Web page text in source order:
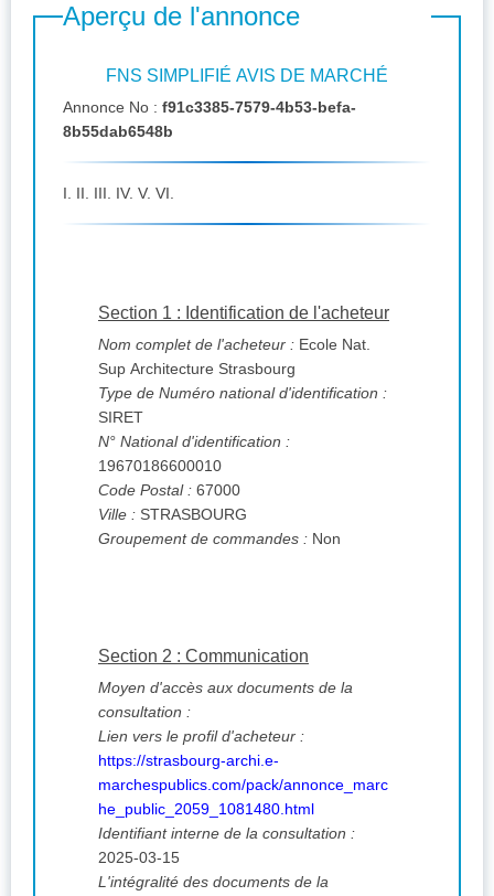
Aperçu de l'annonce
FNS SIMPLIFIÉ AVIS DE MARCHÉ
Annonce No : f91c3385-7579-4b53-befa-
8b55dab6548b
I. II. III. IV. V. VI.
Section 1 : Identification de l'acheteur
Nom complet de l'acheteur : Ecole Nat.
Sup Architecture Strasbourg
Type de Numéro national d'identification :
SIRET
N° National d'identification :
19670186600010
Code Postal : 67000
Ville : STRASBOURG
Groupement de commandes : Non
Section 2 : Communication
Moyen d'accès aux documents de la
consultation :
Lien vers le profil d'acheteur :
https://strasbourg-archi.e-
marchespublics.com/pack/annonce_marc
he_public_2059_1081480.html
Identifiant interne de la consultation :
2025-03-15
L'intégralité des documents de la